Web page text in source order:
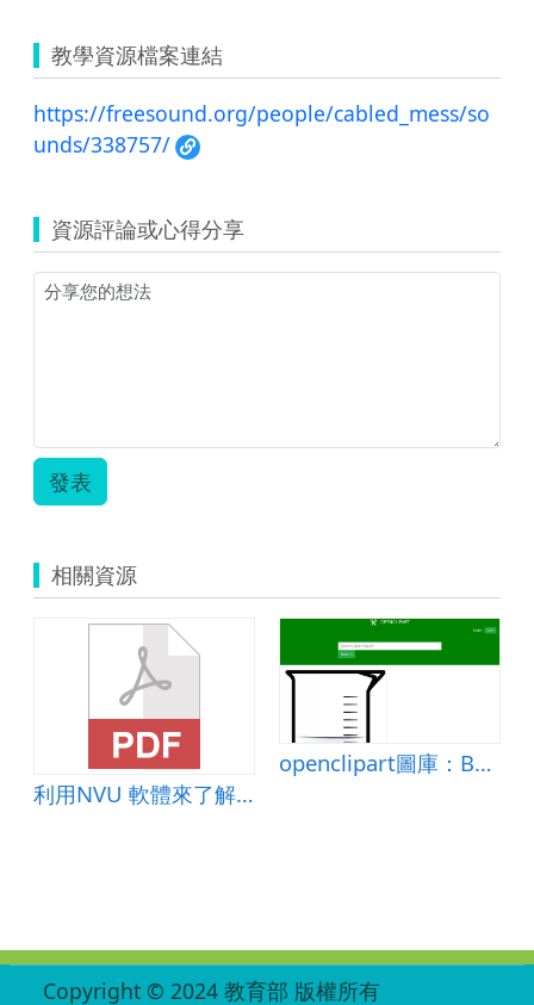
教學資源檔案連結
https://freesound.org/people/cabled_mess/so
unds/338757/
資源評論或心得分享
發表
相關資源
利用NVU 軟體來了解網站製作的相關知識或概念
openclipart圖庫：Beaker
Copyright © 2024 教育部 版權所有